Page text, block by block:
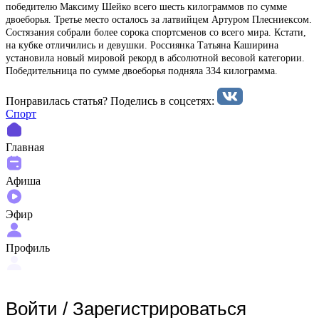
победителю Максиму Шейко всего шесть килограммов по сумме
двоеборья. Третье место осталось за латвийцем Артуром Плесниексом.
Состязания собрали более сорока спортсменов со всего мира. Кстати,
на кубке отличились и девушки. Россиянка Татьяна Каширина
установила новый мировой рекорд в абсолютной весовой категории.
Победительница по сумме двоеборья подняла 334 килограмма.
Понравилась статья? Поделиcь в соцсетях:
Спорт
Главная
Афиша
Эфир
Профиль
Войти / Зарегистрироваться